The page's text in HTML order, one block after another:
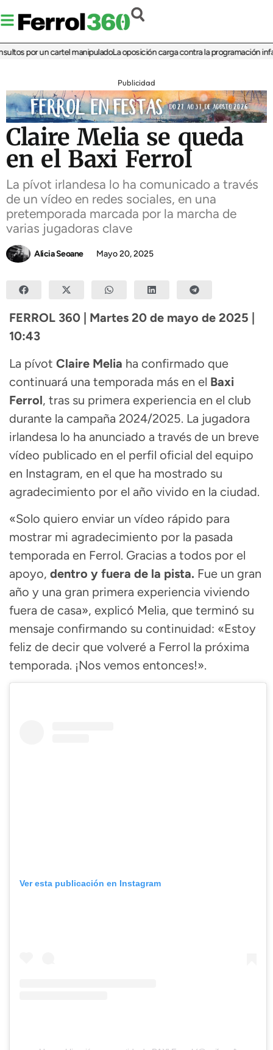
por un cartel manipuladoLa oposición carga contra la programación infantil
Publicidad
Claire Melia se queda
en el Baxi Ferrol
La pívot irlandesa lo ha comunicado a través
de un vídeo en redes sociales, en una
pretemporada marcada por la marcha de
varias jugadoras clave
Alicia Seoane Mayo 20, 2025
FERROL 360 | Martes 20 de mayo de 2025 |
10:43
La pívot Claire Melia ha confirmado que
continuará una temporada más en el Baxi
Ferrol, tras su primera experiencia en el club
durante la campaña 2024/2025. La jugadora
irlandesa lo ha anunciado a través de un breve
vídeo publicado en el perfil oficial del equipo
en Instagram, en el que ha mostrado su
agradecimiento por el año vivido en la ciudad.
«Solo quiero enviar un vídeo rápido para
mostrar mi agradecimiento por la pasada
temporada en Ferrol. Gracias a todos por el
apoyo, dentro y fuera de la pista. Fue un gran
año y una gran primera experiencia viviendo
fuera de casa», explicó Melia, que terminó su
mensaje confirmando su continuidad: «Estoy
feliz de decir que volveré a Ferrol la próxima
temporada. ¡Nos vemos entonces!».
Ver esta publicación en Instagram